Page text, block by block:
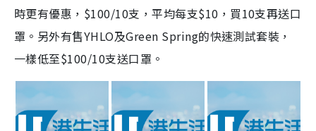
時更有優惠，$100/10支，平均每支$10，買10支再送口
罩。另外有售YHLO及Green Spring的快速測試套裝，
一樣低至$100/10支送口罩。